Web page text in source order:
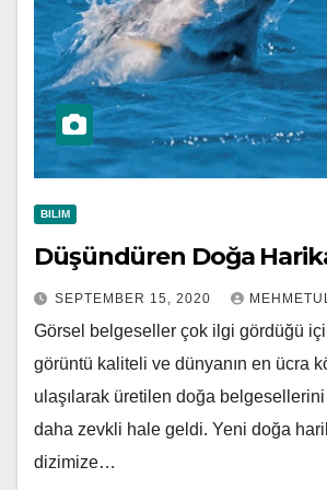
BILIM
Düşündüren Doğa
SEPTEMBER 15, 2020
Görsel belgeseller çok ilgi gördüğü
görüntü kaliteli ve dünyanın en ücra
ulaşılarak üretilen doğa
daha zevkli hale geldi. Yeni doğa
dizimize…